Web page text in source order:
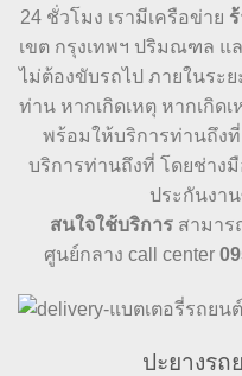
24 ชั่วโมง เรามีเครือข่าย
เขต กรุงเทพฯ ปริมณฑล แ
ไม่ต้องขับรถไป ภายในระย
ท่าน หากเกิดเหตุ หากเกิดเ
พร้อมให้บริการท่านถึง
บริการท่านถึงที่ โดยช่าง
ประกันงา
สนใจใช้บริการ สามาร
ศูนย์กลาง call center
ปะยางร